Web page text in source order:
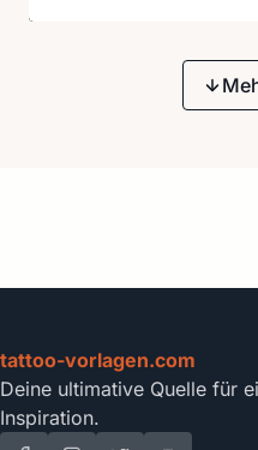
tattoo-vorlagen.com
Deine ultimative Quelle für
Inspiration.